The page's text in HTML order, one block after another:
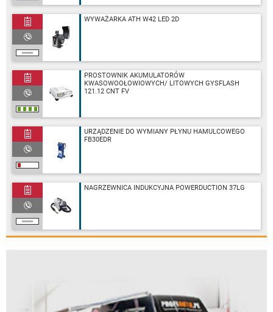
WYWAŻARKA ATH W42 LED 2D
PROSTOWNIK AKUMULATORÓW
KWASOWOOŁOWIOWYCH/ LITOWYCH GYSFLASH
121.12 CNT FV
URZĄDZENIE DO WYMIANY PŁYNU HAMULCOWEGO
FB30EDR
NAGRZEWNICA INDUKCYJNA POWERDUCTION 37LG